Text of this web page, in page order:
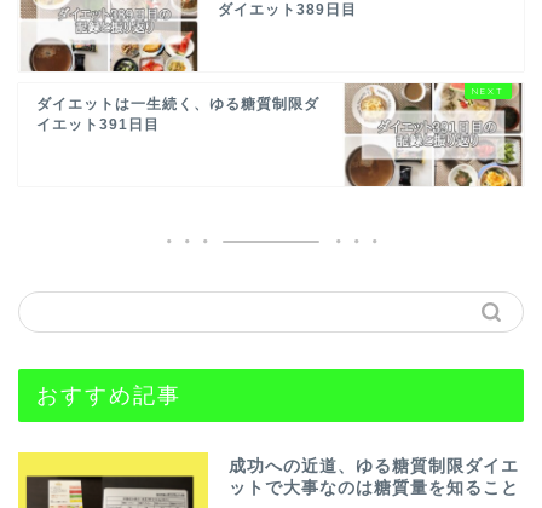
ダイエット389日目
ダイエットは一生続く、ゆる糖質制限ダ
イエット391日目
おすすめ記事
成功への近道、ゆる糖質制限ダイエ
ットで大事なのは糖質量を知ること